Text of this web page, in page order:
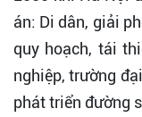
án: Di dân, giải
quy hoạch, tái
nghiệp, trường
phát triển đường